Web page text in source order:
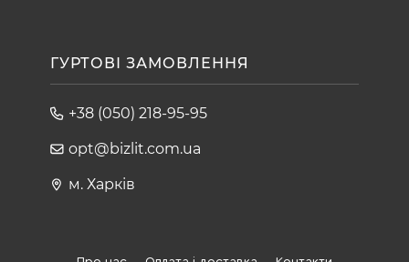
ГУРТОВІ ЗАМОВЛЕННЯ
+38 (050) 218-95-95
opt@bizlit.com.ua
м. Харків